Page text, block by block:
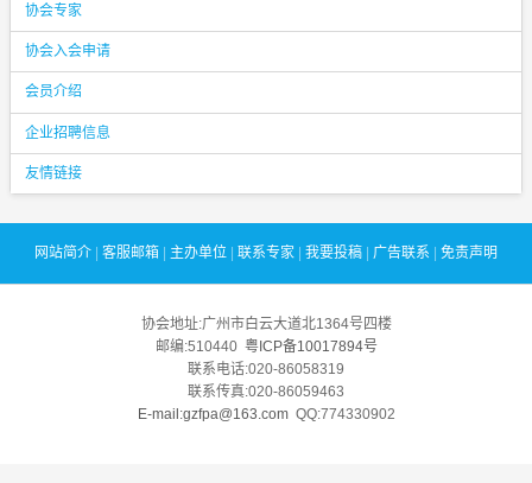
协会专家
协会入会申请
会员介绍
企业招聘信息
友情链接
网站简介 客服邮箱 主办单位 联系专家 我要投稿 广告联系 免责声明
协会地址:广州市白云大道北1364号四楼
邮编:510440 粤ICP备10017894号
联系电话:020-86058319
联系传真:020-86059463
E-mail:gzfpa@163.comQQ:774330902